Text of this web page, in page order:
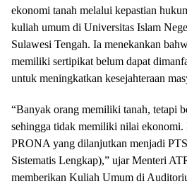
ekonomi tanah melalui kepastian
kuliah umum di Universitas Islam
Sulawesi Tengah. Ia menekankan
memiliki sertipikat belum dapat
untuk meningkatkan kesejahteraan
“Banyak orang memiliki tanah, tetapi
sehingga tidak memiliki nilai
PRONA yang dilanjutkan menjadi
Sistematis Lengkap),” ujar Menteri
memberikan Kuliah Umum di